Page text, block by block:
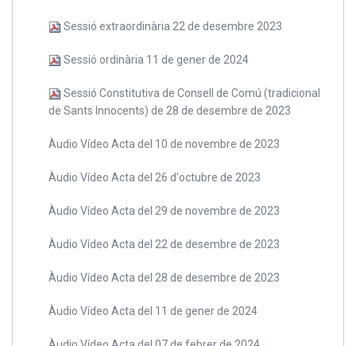
Sessió extraordinària 22 de desembre 2023
Sessió ordinària 11 de gener de 2024
Sessió Constitutiva de Consell de Comú (tradicional
de Sants Innocents) de 28 de desembre de 2023
Àudio Vídeo Acta del 10 de novembre de 2023
Àudio Vídeo Acta del 26 d'octubre de 2023
Àudio Vídeo Acta del 29 de novembre de 2023
Àudio Vídeo Acta del 22 de desembre de 2023
Àudio Vídeo Acta del 28 de desembre de 2023
Àudio Vídeo Acta del 11 de gener de 2024